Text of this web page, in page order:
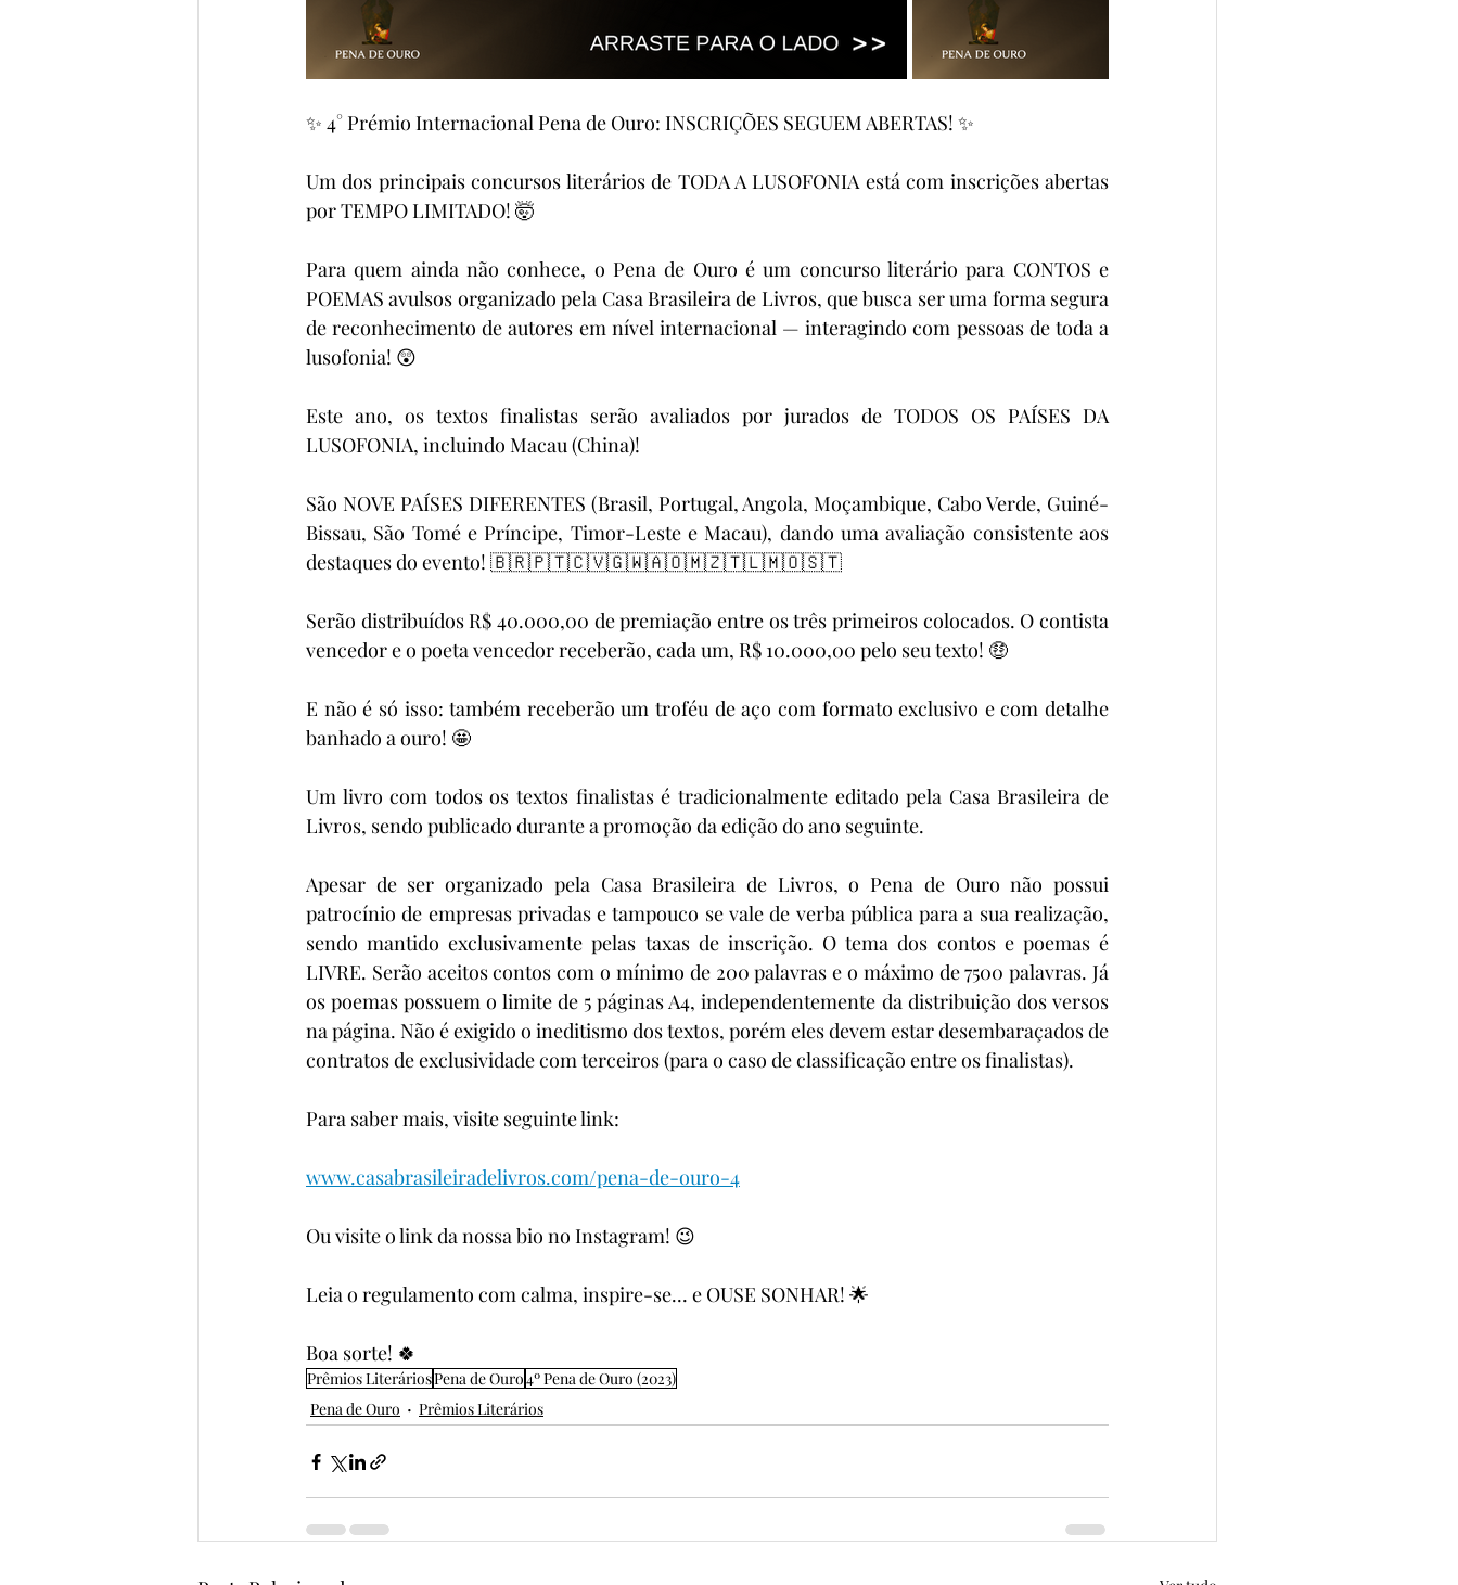
✨ 4° Prémio Internacional Pena de Ouro: INSCRIÇÕES SEGUEM ABERTAS! ✨
Um dos principais concursos literários de TODA A LUSOFONIA está com inscrições abertas
por TEMPO LIMITADO! 🤯
Para quem ainda não conhece, o Pena de Ouro é um concurso literário para CONTOS e
POEMAS avulsos organizado pela Casa Brasileira de Livros, que busca ser uma forma segura
de reconhecimento de autores em nível internacional — interagindo com pessoas de toda a
lusofonia! 😲
Este ano, os textos finalistas serão avaliados por jurados de TODOS OS PAÍSES DA
LUSOFONIA, incluindo Macau (China)!
São NOVE PAÍSES DIFERENTES (Brasil, Portugal, Angola, Moçambique, Cabo Verde, Guiné-
Bissau, São Tomé e Príncipe, Timor-Leste e Macau), dando uma avaliação consistente aos
destaques do evento! 🇧🇷🇵🇹🇨🇻🇬🇼🇦🇴🇲🇿🇹🇱🇲🇴🇸🇹
Serão distribuídos R$ 40.000,00 de premiação entre os três primeiros colocados. O contista
vencedor e o poeta vencedor receberão, cada um, R$ 10.000,00 pelo seu texto! 🤑
E não é só isso: também receberão um troféu de aço com formato exclusivo e com detalhe
banhado a ouro! 🤩
Um livro com todos os textos finalistas é tradicionalmente editado pela Casa Brasileira de
Livros, sendo publicado durante a promoção da edição do ano seguinte.
Apesar de ser organizado pela Casa Brasileira de Livros, o Pena de Ouro não possui
patrocínio de empresas privadas e tampouco se vale de verba pública para a sua realização,
sendo mantido exclusivamente pelas taxas de inscrição. O tema dos contos e poemas é
LIVRE. Serão aceitos contos com o mínimo de 200 palavras e o máximo de 7500 palavras. Já
os poemas possuem o limite de 5 páginas A4, independentemente da distribuição dos versos
na página. Não é exigido o ineditismo dos textos, porém eles devem estar desembaraçados de
contratos de exclusividade com terceiros (para o caso de classificação entre os finalistas).
Para saber mais, visite seguinte link:
www.casabrasileiradelivros.com/pena-de-ouro-4
Ou visite o link da nossa bio no Instagram! 😉
Leia o regulamento com calma, inspire-se... e OUSE SONHAR! 🌟
Boa sorte! 🍀
Prêmios LiteráriosPena de Ouro4º Pena de Ouro (2023)
Pena de Ouro
Prêmios Literários